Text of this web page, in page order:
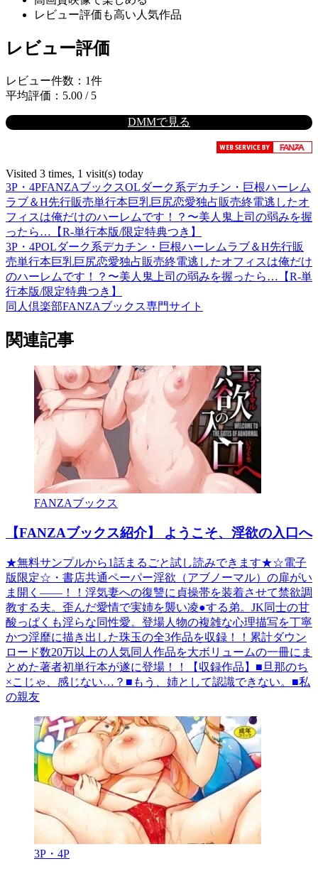
レビュー評価も高い人気作品
レビュー評価
レビュー件数：1件
平均評価：5.00 / 5
DMMで見る
Visited 3 times, 1 visit(s) today
3P・4PFANZAブックスOLダーク系デカチン・巨根ハーレム
ラブ＆H先行販売単行本巨乳巨尻恋愛独占販売終電逃したオ
フィスは俺だけのハーレムです！？〜美人鬼上司の弱みを握
ったら…【R-単行本版/限定特典つき】
3P・4POLダーク系デカチン・巨根ハーレムラブ＆H先行販
売単行本巨乳巨尻恋愛独占販売終電逃したオフィスは俺だけ
のハーレムです！？〜美人鬼上司の弱みを握ったら…【R-単
行本版/限定特典つき】
同人倶楽部FANZAブックス専門サイト
関連記事
FANZAブックス
【FANZAブックス紹介】 ようこそ、淫欲の入口へ
★無料サンプルから1話まるごと試し読みできます★☆電子
版限定☆・書店共通ペーパー淫欲（アブノーマル）の扉がい
ま開く――！！浮気妻への復讐に貞操帯を装着させて禁欲調
教する夫。歪んだ愛情で実姉を襲い凌●する弟。JK同士の甘
酸っぱくも淫らな同性愛。登場人物の複雑な心理描写を丁寧
かつ淫靡に描き出した珠玉の全3作品を収録！！累計ダウン
ロード数20万以上の人気同人作品を大ボリュームの一冊にま
とめた著者初単行本が遂に登場！！【収録作品】■旦那のち
×こじゃ、感じない…？■もう、姉として認識できない。■私
の親友
3P・4P